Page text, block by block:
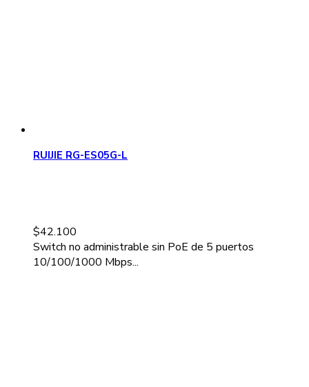
RUIJIE RG-ES05G-L
$42.100
Switch no administrable sin PoE de 5 puertos
10/100/1000 Mbps...